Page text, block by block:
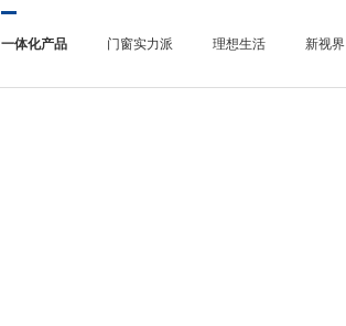
一体化产品 门窗实力派 理想生活 新视界